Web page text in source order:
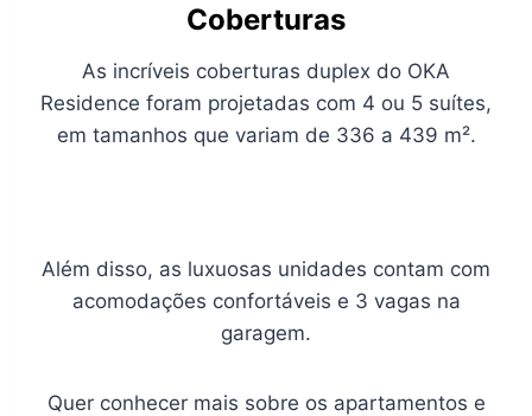
Coberturas
As incríveis coberturas duplex do OKA
Residence foram projetadas com 4 ou 5 suítes,
em tamanhos que variam de 336 a 439 m².
Além disso, as luxuosas unidades contam com
acomodações confortáveis e 3 vagas na
garagem.
Quer conhecer mais sobre os apartamentos e